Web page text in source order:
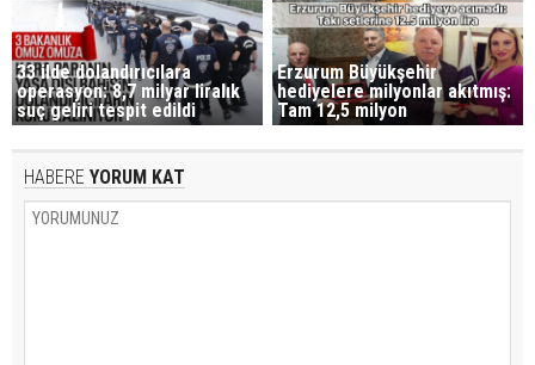
33 ilde dolandırıcılara
operasyon: 8,7 milyar liralık
suç geliri tespit edildi
Erzurum Büyükşehir
hediyelere milyonlar akıtmış:
Tam 12,5 milyon
HABERE YORUM KAT